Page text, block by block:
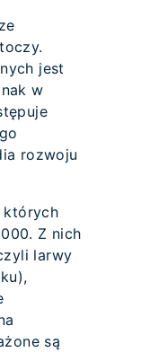
jest
w
rozwoju
których
Z nich
larwy
są